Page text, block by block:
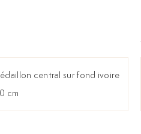
central sur fond ivoire
cm